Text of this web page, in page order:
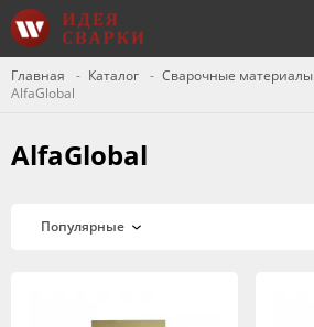
Главная Каталог Сварочные материалы
AlfaGlobal
AlfaGlobal